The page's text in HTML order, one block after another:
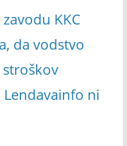
KKC
da vodstvo
ni